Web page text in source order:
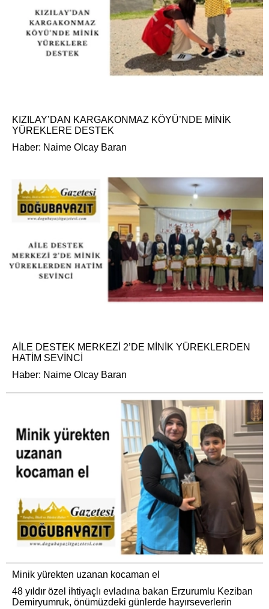
KIZILAY’DAN KARGAKONMAZ KÖYÜ’NDE MİNİK
YÜREKLERE DESTEK
Haber: Naime Olcay Baran
AİLE DESTEK MERKEZİ 2’DE MİNİK YÜREKLERDEN
HATİM SEVİNCİ
Haber: Naime Olcay Baran
Minik yürekten uzanan kocaman el
48 yıldır özel ihtiyaçlı evladına bakan Erzurumlu Keziban
Demiryumruk, önümüzdeki günlerde hayırseverlerin